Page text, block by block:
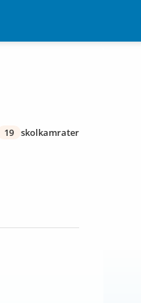
19 skolkamrater